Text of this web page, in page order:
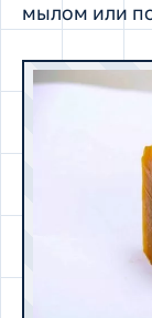
мылом или